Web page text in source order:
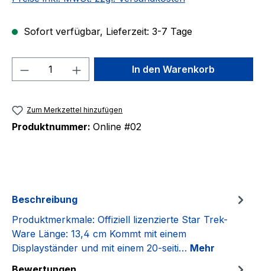
Sofort verfügbar, Lieferzeit: 3-7 Tage
Produkt Anzahl: Gib denIn den Warenkorb
Zum Merkzettel hinzufügen
Produktnummer: Online #02
Beschreibung
Produktmerkmale: Offiziell lizenzierte Star Trek-
Ware Länge: 13,4 cm Kommt mit einem
Displayständer und mit einem 20-seiti… Mehr